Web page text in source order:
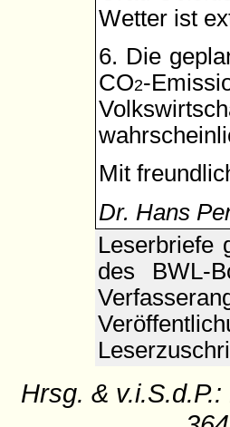
Wetter ist
6. Die
CO2-
Mit
Dr. Hans
Leserbriefe
des BWL-
Hrsg. &